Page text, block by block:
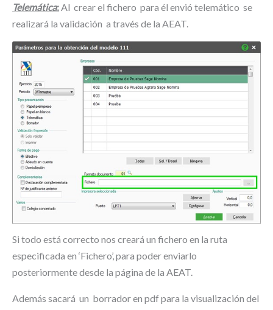
Telemática:Al crear el fichero para él envió telemático se
realizará la validación a través de la AEAT.
Si todo está correcto nos creará un fichero en la ruta
especificada en ‘Fichero’, para poder enviarlo
posteriormente desde la página de la AEAT.
Además sacará un borrador en pdf para la visualización del